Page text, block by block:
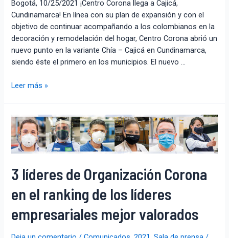
Bogotá, 10/25/2021 ¡Centro Corona llega a Cajicá,
Cundinamarca! En línea con su plan de expansión y con el
objetivo de continuar acompañando a los colombianos en la
decoración y remodelación del hogar, Centro Corona abrió un
nuevo punto en la variante Chía – Cajicá en Cundinamarca,
siendo éste el primero en los municipios. El nuevo …
Leer más »
3 líderes de Organización Corona
en el ranking de los líderes
empresariales mejor valorados